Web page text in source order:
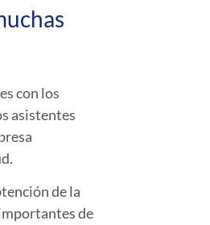
con los
asistentes
de la
de